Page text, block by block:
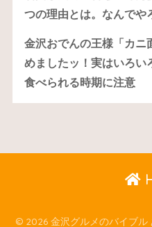
つの理由とは。なんでや
金沢おでんの王様「カニ
めましたッ！実はいろい
食べられる時期に注意
© 2026 金沢グルメのバイブル